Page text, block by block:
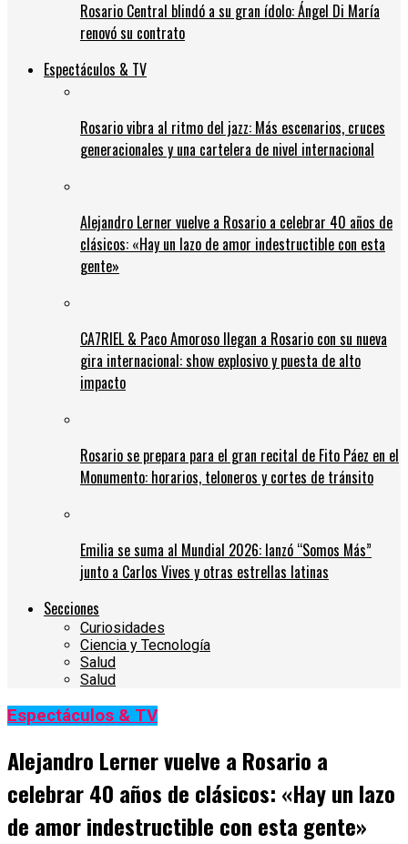
Rosario Central blindó a su gran ídolo: Ángel Di María
renovó su contrato
Espectáculos & TV
Rosario vibra al ritmo del jazz: Más escenarios, cruces
generacionales y una cartelera de nivel internacional
Alejandro Lerner vuelve a Rosario a celebrar 40 años de
clásicos: «Hay un lazo de amor indestructible con esta
gente»
CA7RIEL & Paco Amoroso llegan a Rosario con su nueva
gira internacional: show explosivo y puesta de alto
impacto
Rosario se prepara para el gran recital de Fito Páez en el
Monumento: horarios, teloneros y cortes de tránsito
Emilia se suma al Mundial 2026: lanzó “Somos Más”
junto a Carlos Vives y otras estrellas latinas
Secciones
Curiosidades
Ciencia y Tecnología
Salud
Salud
Espectáculos & TV
Alejandro Lerner vuelve a Rosario a
celebrar 40 años de clásicos: «Hay un lazo
de amor indestructible con esta gente»